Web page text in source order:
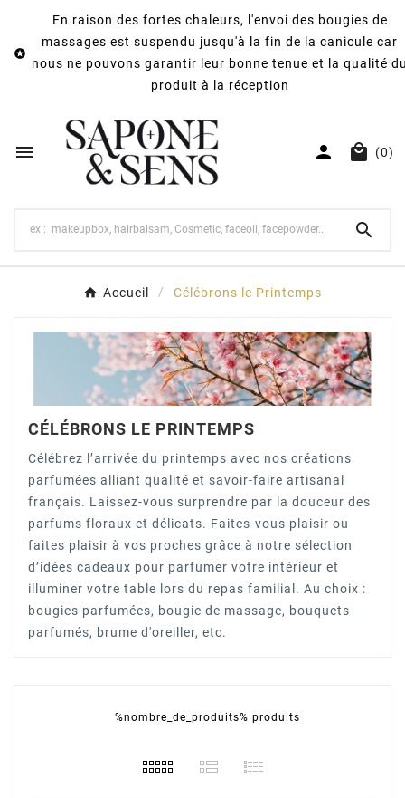

En raison des fortes chaleurs, l'envoi des bougies de
massages est suspendu jusqu'à la fin de la canicule car
nous ne pouvons garantir leur bonne tenue et la qualité
produit à la réception
   (0)

Accueil Célébrons le Printemps
CÉLÉBRONS LE PRINTEMPS
Célébrez l’arrivée du printemps avec nos créations
parfumées alliant qualité et savoir-faire artisanal
français. Laissez-vous surprendre par la douceur des
parfums floraux et délicats. Faites-vous plaisir ou
faites plaisir à vos proches grâce à notre sélection
d’idées cadeaux pour parfumer votre intérieur et
illuminer votre table lors du repas familial. Au choix :
bougies parfumées, bougie de massage, bouquets
parfumés, brume d'oreiller, etc.
%nombre_de_produits% produits